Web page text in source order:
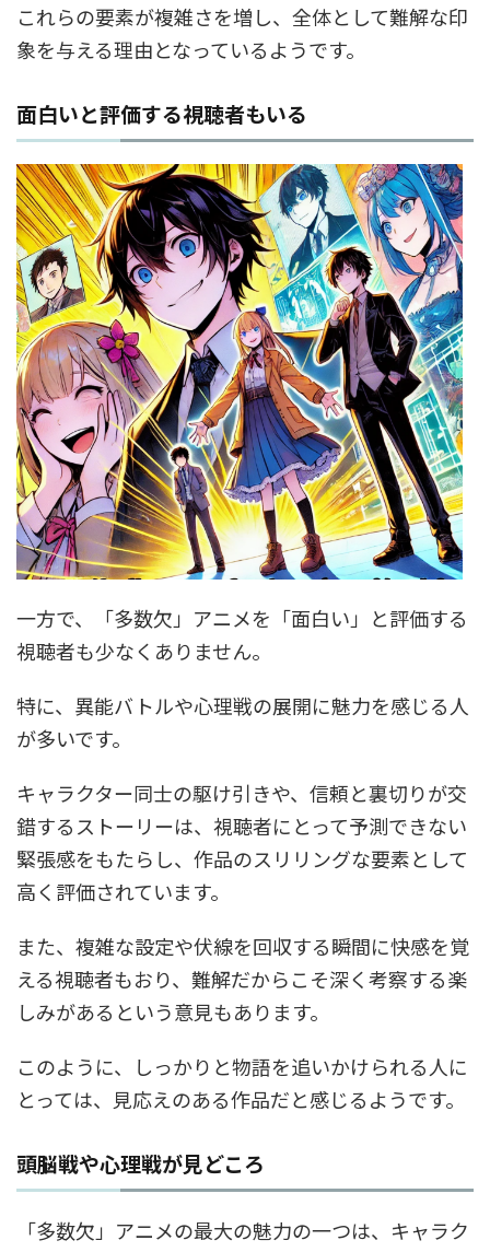
これらの要素が複雑さを増し、全体として難解な印
象を与える理由となっているようです。
面白いと評価する視聴者もいる
一方で、「多数欠」アニメを「面白い」と評価する
視聴者も少なくありません。
特に、異能バトルや心理戦の展開に魅力を感じる人
が多いです。
キャラクター同士の駆け引きや、信頼と裏切りが交
錯するストーリーは、視聴者にとって予測できない
緊張感をもたらし、作品のスリリングな要素として
高く評価されています。
また、複雑な設定や伏線を回収する瞬間に快感を覚
える視聴者もおり、難解だからこそ深く考察する楽
しみがあるという意見もあります。
このように、しっかりと物語を追いかけられる人に
とっては、見応えのある作品だと感じるようです。
頭脳戦や心理戦が見どころ
「多数欠」アニメの最大の魅力の一つは、キャラク